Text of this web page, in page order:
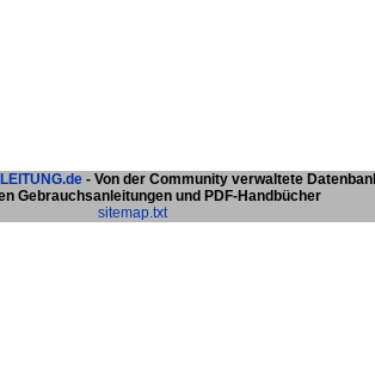
- Von der Community verwaltete
Gebrauchsanleitungen und PDF-Handbücher
sitemap.txt